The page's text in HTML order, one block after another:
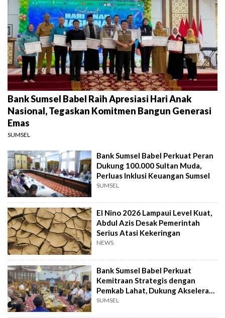
Bank Sumsel Babel Raih Apresiasi Hari Anak
Nasional, Tegaskan Komitmen Bangun Generasi
Emas
SUMSEL
Bank Sumsel Babel Perkuat Peran
Dukung 100.000 Sultan Muda,
Perluas Inklusi Keuangan Sumsel
SUMSEL
El Nino 2026 Lampaui Level Kuat,
Abdul Azis Desak Pemerintah
Serius Atasi Kekeringan
NEWS
Bank Sumsel Babel Perkuat
Kemitraan Strategis dengan
Pemkab Lahat, Dukung Akselerasi
Ekonomi Daerah
SUMSEL